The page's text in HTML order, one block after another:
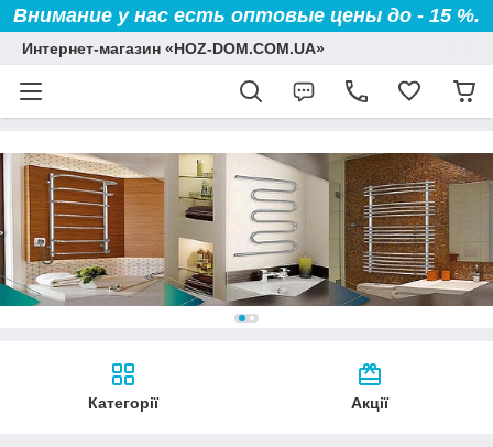
Внимание у нас есть оптовые цены до - 15 %.
Интернет-магазин «HOZ-DOM.COM.UA»
Категорії Акції